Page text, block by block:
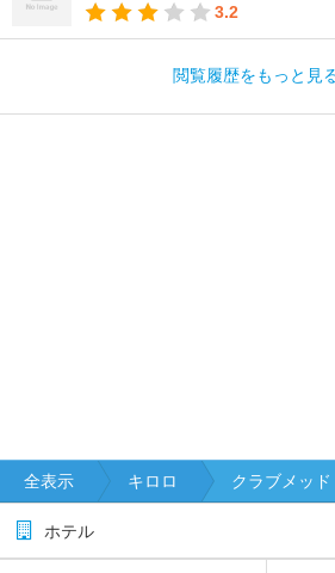
3.2
閲覧履歴をもっと見
全表示 キロロ クラブメッ
ホテル